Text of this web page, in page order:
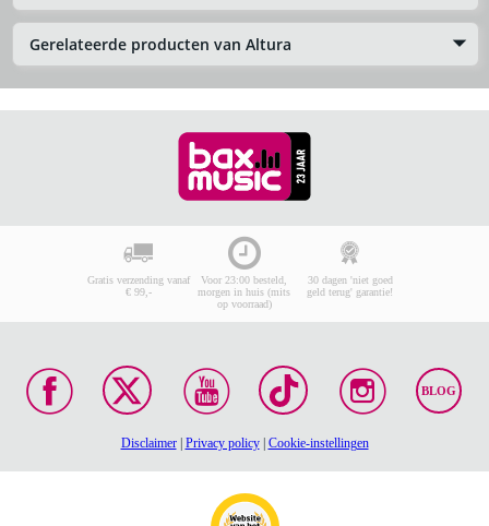
Gerelateerde producten van Altura
Gratis verzending vanaf
€ 99,-
Voor 23:00 besteld,
morgen in huis (mits
op voorraad)
30 dagen 'niet goed
geld terug' garantie!
BLOG
Disclaimer| Privacy policy| Cookie-instellingen